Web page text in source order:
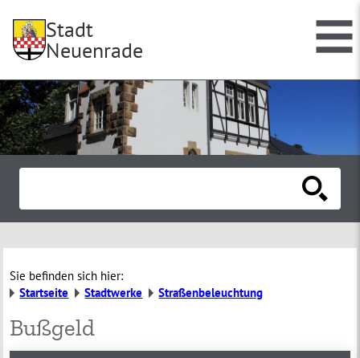
Stadt
Neuenrade
Sie befinden sich hier:
Startseite
Stadtwerke Straßenbeleuchtung
Bußgeld